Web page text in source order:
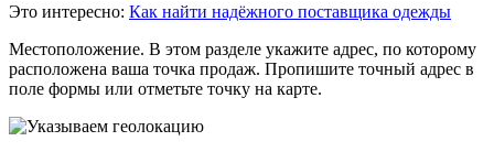
Это интересно: Как найти надёжного поставщика одежды
Местоположение. В этом разделе укажите адрес, по которому
расположена ваша точка продаж. Пропишите точный адрес в
поле формы или отметьте точку на карте.